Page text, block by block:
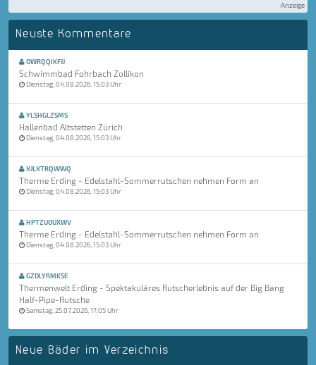
Anzeige
Neuste Kommentare
OWRQQIKFJJ
Schwimmbad Fohrbach Zollikon
Dienstag, 04.08.2026, 15:03 Uhr
YLSHGLZSMS
Hallenbad Altstetten Zürich
Dienstag, 04.08.2026, 15:03 Uhr
XJLXTRQWWQ
Therme Erding - Edelstahl-Sommerrutschen nehmen Form an
Dienstag, 04.08.2026, 15:03 Uhr
HPTZUOUXWV
Therme Erding - Edelstahl-Sommerrutschen nehmen Form an
Dienstag, 04.08.2026, 15:03 Uhr
GZDLYRMKSE
Thermenwelt Erding - Spektakuläres Rutscherlebnis auf der Big Bang
Half-Pipe-Rutsche
Samstag, 25.07.2026, 17:05 Uhr
Neue Bäder im Verzeichnis